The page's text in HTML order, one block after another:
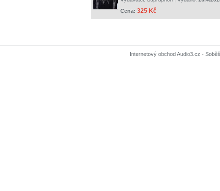
Cena: 325 Kč
Internetový obchod Audio3.cz -